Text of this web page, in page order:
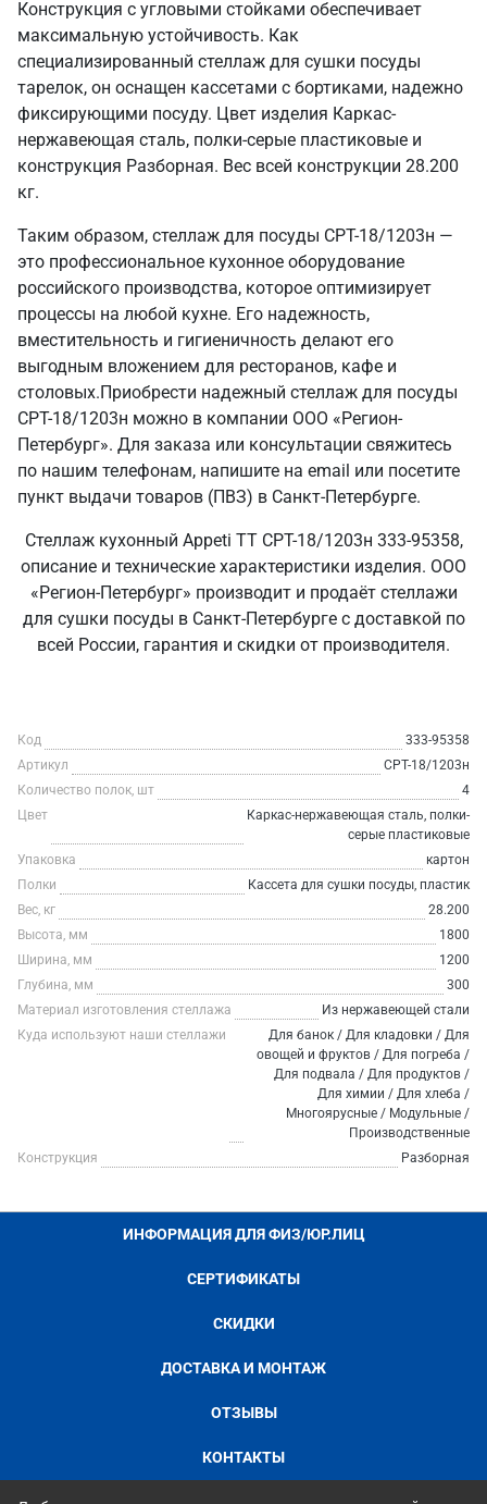
Конструкция с угловыми стойками обеспечивает
максимальную устойчивость. Как
специализированный стеллаж для сушки посуды
тарелок, он оснащен кассетами с бортиками, надежно
фиксирующими посуду. Цвет изделия Каркас-
нержавеющая сталь, полки-серые пластиковые и
конструкция Разборная. Вес всей конструкции 28.200
кг.
Таким образом, стеллаж для посуды СРТ-18/1203н —
это профессиональное кухонное оборудование
российского производства, которое оптимизирует
процессы на любой кухне. Его надежность,
вместительность и гигиеничность делают его
выгодным вложением для ресторанов, кафе и
столовых.Приобрести надежный стеллаж для посуды
СРТ-18/1203н можно в компании ООО «Регион-
Петербург». Для заказа или консультации свяжитесь
по нашим телефонам, напишите на email или посетите
пункт выдачи товаров (ПВЗ) в Санкт‑Петербурге.
Стеллаж кухонный Appeti ТТ СРТ-18/1203н 333-95358,
описание и технические характеристики изделия. ООО
«Регион-Петербург» производит и продаёт стеллажи
для сушки посуды в Санкт‑Петербурге с доставкой по
всей России, гарантия и скидки от производителя.
Код
333-95358
Артикул
СРТ-18/1203н
Количество полок, шт
4
Цвет
Каркас-нержавеющая сталь, полки-
серые пластиковые
Упаковка
картон
Полки
Кассета для сушки посуды, пластик
Вес, кг
28.200
Высота, мм
1800
Ширина, мм
1200
Глубина, мм
300
Материал изготовления стеллажа
Из нержавеющей стали
Куда используют наши стеллажи
Для банок / Для кладовки / Для
овощей и фруктов / Для погреба /
Для подвала / Для продуктов /
Для химии / Для хлеба /
Многоярусные / Модульные /
Производственные
Конструкция
Разборная
ИНФОРМАЦИЯ ДЛЯ ФИЗ/ЮР.ЛИЦ
СЕРТИФИКАТЫ
СКИДКИ
ДОСТАВКА И МОНТАЖ
ОТЗЫВЫ
КОНТАКТЫ